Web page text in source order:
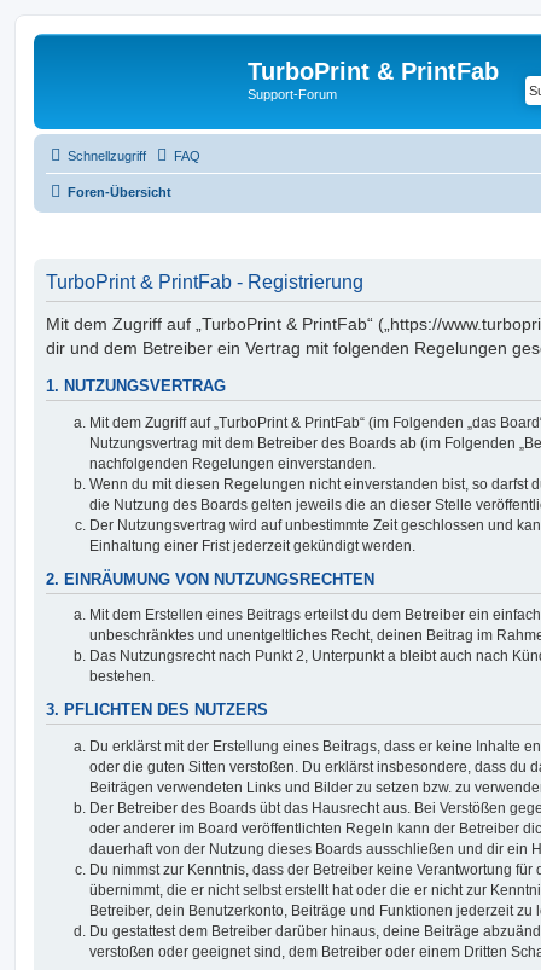
TurboPrint & PrintFab
Support-Forum
Schnellzugriff FAQ
Foren-Übersicht
TurboPrint & PrintFab - Registrierung
Mit dem Zugriff auf „TurboPrint & PrintFab“ („https://
dir und dem Betreiber ein Vertrag mit folgenden Regelungen
1. NUTZUNGSVERTRAG
Mit dem Zugriff auf „TurboPrint & PrintFab“ (im Folgenden „das
Nutzungsvertrag mit dem Betreiber des Boards ab (im Folgenden
nachfolgenden Regelungen einverstanden.
Wenn du mit diesen Regelungen nicht einverstanden bist, so darfst
die Nutzung des Boards gelten jeweils die an dieser Stelle
Der Nutzungsvertrag wird auf unbestimmte Zeit geschlossen und
Einhaltung einer Frist jederzeit gekündigt werden.
2. EINRÄUMUNG VON NUTZUNGSRECHTEN
Mit dem Erstellen eines Beitrags erteilst du dem Betreiber ein
unbeschränktes und unentgeltliches Recht, deinen Beitrag im
Das Nutzungsrecht nach Punkt 2, Unterpunkt a bleibt auch nach
bestehen.
3. PFLICHTEN DES NUTZERS
Du erklärst mit der Erstellung eines Beitrags, dass er keine Inhalte
oder die guten Sitten verstoßen. Du erklärst insbesondere, dass du
Beiträgen verwendeten Links und Bilder zu setzen bzw. zu
Der Betreiber des Boards übt das Hausrecht aus. Bei Verstößen
oder anderer im Board veröffentlichten Regeln kann der Betreiber
dauerhaft von der Nutzung dieses Boards ausschließen und dir ein
Du nimmst zur Kenntnis, dass der Betreiber keine Verantwortung für
übernimmt, die er nicht selbst erstellt hat oder die er nicht zur
Betreiber, dein Benutzerkonto, Beiträge und Funktionen jederzeit zu
Du gestattest dem Betreiber darüber hinaus, deine Beiträge
verstoßen oder geeignet sind, dem Betreiber oder einem Dritten